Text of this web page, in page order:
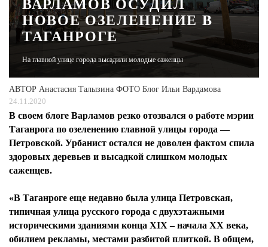
ЖУРНАЛ
ВАРЛАМОВ ОСУДИЛ
НОВОЕ ОЗЕЛЕНЕНИЕ В
ТАГАНРОГЕ
На главной улице города высадили молодые саженцы
АВТОР Анастасия Талызина ФОТО Блог Ильи Вардамова
24.11.2020
В своем блоге Варламов резко отозвался о работе мэрии
Таганрога по озеленению главной улицы города —
Петровской. Урбанист остался не доволен фактом спила
здоровых деревьев и высадкой слишком молодых
саженцев.
«В Таганроге еще недавно была улица Петровская,
типичная улица русского города с двухэтажными
историческими зданиями конца XIX – начала XX века,
обилием рекламы, местами разбитой плиткой. В общем,